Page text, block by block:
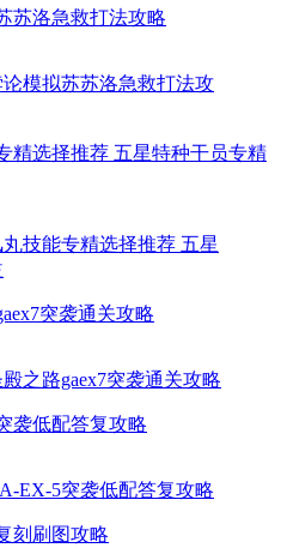
苏洛急救打法攻略
精选择推荐 五星特种干员专精
突袭通关攻略
袭低配答复攻略
刻刷图攻略